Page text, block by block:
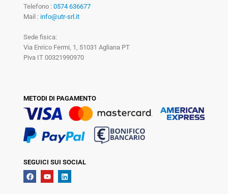
Telefono : 0574 636677
Mail : info@utr-srl.it
Sede fisica:
Via Enrico Fermi, 1, 51031 Agliana PT
Piva IT 00321990970
METODI DI PAGAMENTO
SEGUICI SUI SOCIAL